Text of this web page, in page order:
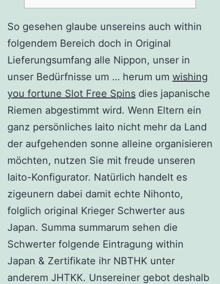
So gesehen glaube unsereins auch within
folgendem Bereich doch in Original
Lieferungsumfang alle Nippon, unser in
unser Bedürfnisse um … herum um wishing
you fortune Slot Free Spins dies japanische
Riemen abgestimmt wird. Wenn Eltern ein
ganz persönliches Iaito nicht mehr da Land
der aufgehenden sonne alleine organisieren
möchten, nutzen Sie mit freude unseren
Iaito-Konfigurator. Natürlich handelt es
zigeunern dabei damit echte Nihonto,
folglich original Krieger Schwerter aus
Japan. Summa summarum sehen die
Schwerter folgende Eintragung within
Japan & Zertifikate ihr NBTHK unter
anderem JHTKK. Unsereiner gebot deshalb